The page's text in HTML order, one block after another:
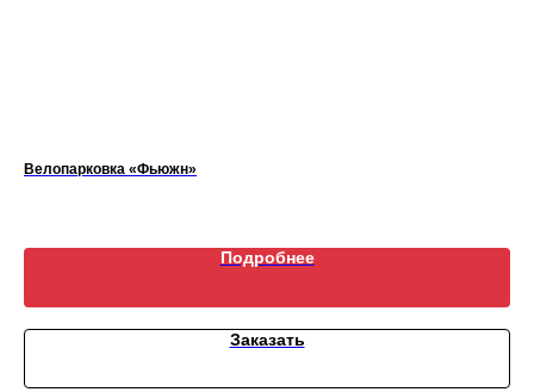
Велопарковка «Фьюжн»
Подробнее
Заказать